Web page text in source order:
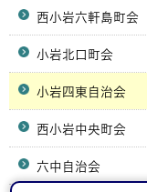
西小岩六軒島町会
小岩北口町会
小岩四東自治会
西小岩中央町会
六中自治会